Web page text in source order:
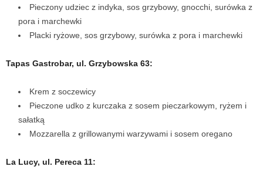
Pieczony udziec z indyka, sos grzybowy, gnocchi, surówka z
pora i marchewki
Placki ryżowe, sos grzybowy, surówka z pora i marchewki
Tapas Gastrobar, ul. Grzybowska 63:
Krem z soczewicy
Pieczone udko z kurczaka z sosem pieczarkowym, ryżem i
sałatką
Mozzarella z grillowanymi warzywami i sosem oregano
La Lucy, ul. Pereca 11: